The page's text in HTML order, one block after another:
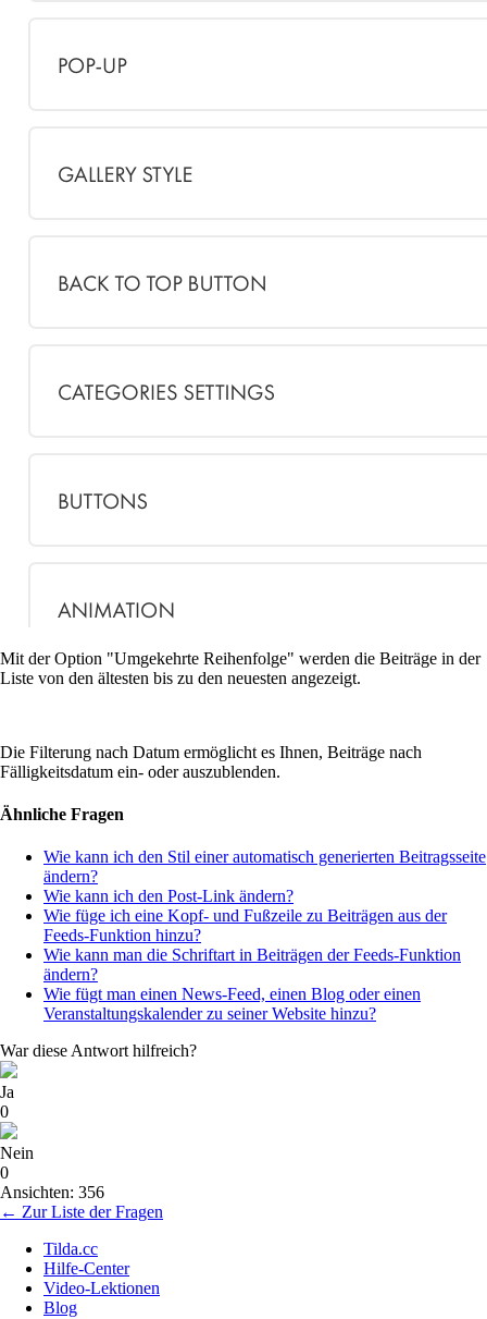
Mit der Option "Umgekehrte Reihenfolge" werden die Beiträge in der
Liste von den ältesten bis zu den neuesten angezeigt.
Die Filterung nach Datum ermöglicht es Ihnen, Beiträge nach
Fälligkeitsdatum ein- oder auszublenden.
Ähnliche Fragen
Wie kann ich den Stil einer automatisch generierten Beitragsseite
ändern?
Wie kann ich den Post-Link ändern?
Wie füge ich eine Kopf- und Fußzeile zu Beiträgen aus der
Feeds-Funktion hinzu?
Wie kann man die Schriftart in Beiträgen der Feeds-Funktion
ändern?
Wie fügt man einen News-Feed, einen Blog oder einen
Veranstaltungskalender zu seiner Website hinzu?
War diese Antwort hilfreich?
Ja
0
Nein
0
Ansichten: 356
← Zur Liste der Fragen
Tilda.cc
Hilfe-Center
Video-Lektionen
Blog